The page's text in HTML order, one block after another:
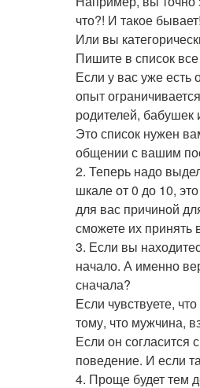
что?! И такое
Или вы
Пишите в список
Если у вас уже есть
опыт
родителей, бабушек
Это список нужен
общении с вашим
2. Теперь надо
шкале от 0 до 10,
для вас причиной
сможете их принять
3. Если вы
начало. А именно
сначала?
Если чувствуете,
тому, что мужчина,
Если он согласится
поведение. И если
4. Проще будет тем